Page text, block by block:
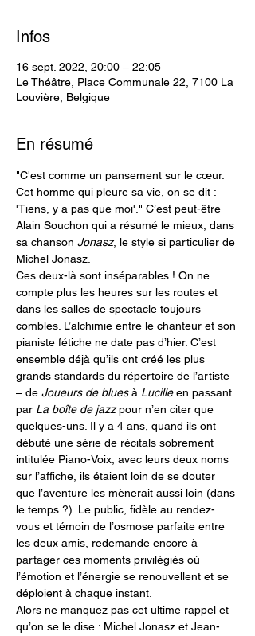
Infos
16 sept. 2022, 20:00 – 22:05
Le Théâtre, Place Communale 22, 7100 La
Louvière, Belgique
En résumé
"C'est comme un pansement sur le cœur.
Cet homme qui pleure sa vie, on se dit :
'Tiens, y a pas que moi'." C’est peut-être
Alain Souchon qui a résumé le mieux, dans
sa chanson Jonasz, le style si particulier de
Michel Jonasz.
Ces deux-là sont inséparables ! On ne
compte plus les heures sur les routes et
dans les salles de spectacle toujours
combles. L’alchimie entre le chanteur et son
pianiste fétiche ne date pas d’hier. C’est
ensemble déjà qu’ils ont créé les plus
grands standards du répertoire de l’artiste
– de Joueurs de blues à Lucille en passant
par La boîte de jazz pour n’en citer que
quelques-uns. Il y a 4 ans, quand ils ont
débuté une série de récitals sobrement
intitulée Piano-Voix, avec leurs deux noms
sur l’affiche, ils étaient loin de se douter
que l’aventure les mènerait aussi loin (dans
le temps ?). Le public, fidèle au rendez-
vous et témoin de l’osmose parfaite entre
les deux amis, redemande encore à
partager ces moments privilégiés où
l’émotion et l’énergie se renouvellent et se
déploient à chaque instant.
Alors ne manquez pas cet ultime rappel et
qu’on se le dise : Michel Jonasz et Jean-